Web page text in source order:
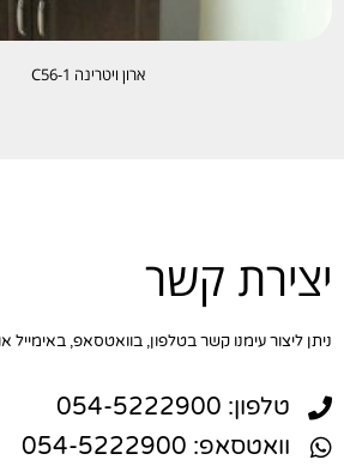
ארון ויטרינה C56-1
יצירת קשר
ניתן ליצור עימנו קשר בטלפון, בוואטסאפ,
טלפון: 054-5222900
וואטסאפ: 054-5222900